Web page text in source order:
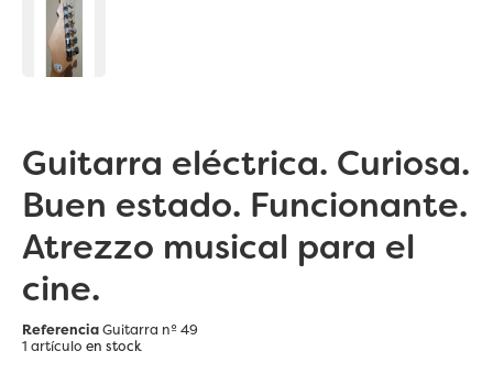
Guitarra eléctrica. Curiosa.
Buen estado. Funcionante.
Atrezzo musical para el
cine.
ReferenciaGuitarra nº 49
1 artículo en stock